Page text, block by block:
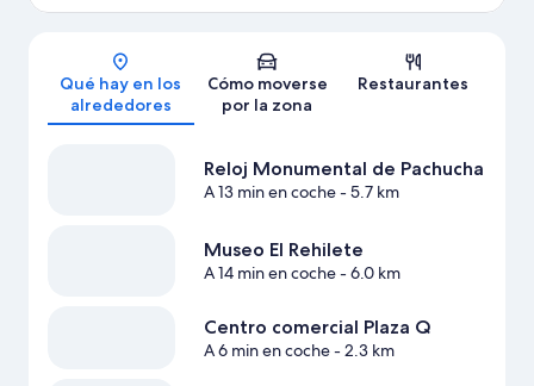
Qué hay en los
alrededores
Cómo moverse
por la zona
Restaurantes
Reloj Monumental de Pachucha
A 13 min en coche- 5.7 km
Museo El Rehilete
A 14 min en coche- 6.0 km
Centro comercial Plaza Q
A 6 min en coche- 2.3 km